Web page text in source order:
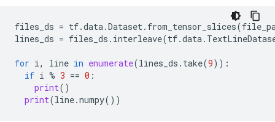
files_ds = tf.data.Dataset. from_tensor_slices(
lines_ds = files_ds . interleave(tf.data.
for i, line in enumerate(lines_ds . take(9)):
if i % 3 == 0 :
print()
print(line.numpy())